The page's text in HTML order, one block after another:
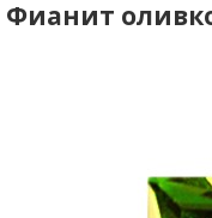
Фианит